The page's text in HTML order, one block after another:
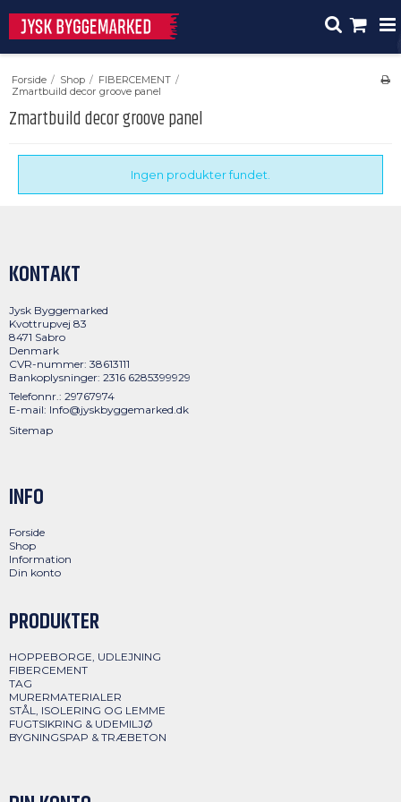
Forside / Shop / FIBERCEMENT /
Zmartbuild decor groove panel
Zmartbuild decor groove panel
Ingen produkter fundet.
KONTAKT
Jysk Byggemarked
Kvottrupvej 83
8471 Sabro
Denmark
CVR-nummer: 38613111
Bankoplysninger: 2316 6285399929
Telefonnr.: 29767974
E-mail: Info@jyskbyggemarked.dk
Sitemap
INFO
Forside
Shop
Information
Din konto
PRODUKTER
HOPPEBORGE, UDLEJNING
FIBERCEMENT
TAG
MURERMATERIALER
STÅL, ISOLERING OG LEMME
FUGTSIKRING & UDEMILJØ
BYGNINGSPAP & TRÆBETON